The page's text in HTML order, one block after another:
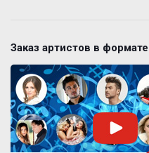
Заказ артистов в